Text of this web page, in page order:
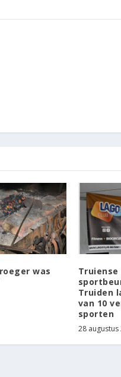
was
Truiden
van 10
sporten
28 augustus